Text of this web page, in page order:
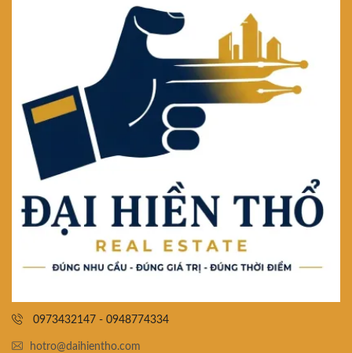
0973432147 - 0948774334
hotro@daihientho.com